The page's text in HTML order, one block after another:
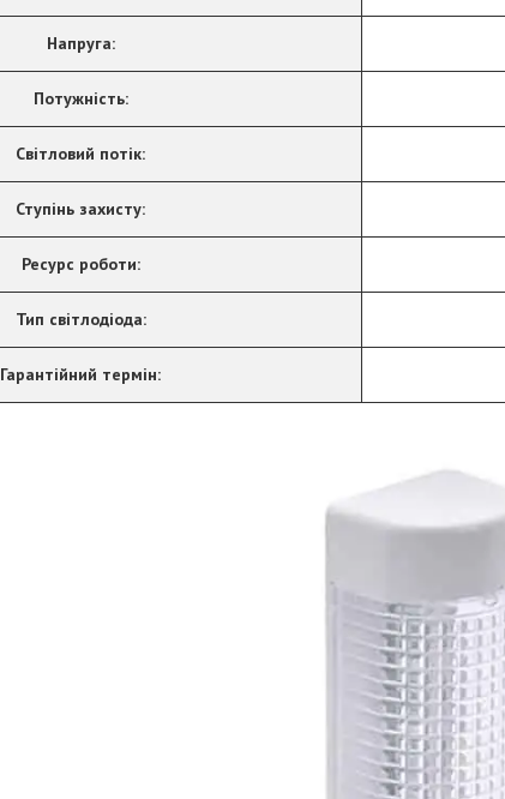
Напруга:
Потужність:
Світловий потік:
Ступінь захисту:
Ресурс роботи:
Тип світлодіода:
Гарантійний термін: